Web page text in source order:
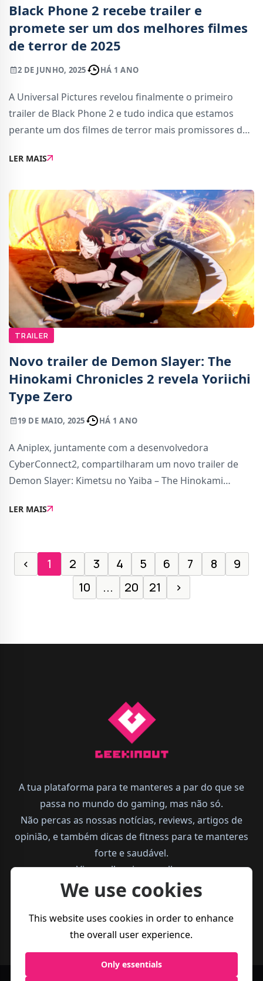
Black Phone 2 recebe trailer e
promete ser um dos melhores filmes
de terror de 2025
2 DE JUNHO, 2025 HÁ 1 ANO
A Universal Pictures revelou finalmente o primeiro
trailer de Black Phone 2 e tudo indica que estamos
perante um dos filmes de terror mais promissores de
Strange), o filme marca o regresso do real
LER MAIS
TRAILER
Novo trailer de Demon Slayer: The
Hinokami Chronicles 2 revela Yoriichi
Type Zero
19 DE MAIO, 2025 HÁ 1 ANO
A Aniplex, juntamente com a desenvolvedora
CyberConnect2, compartilharam um novo trailer de
Demon Slayer: Kimetsu no Yaiba – The Hinokami
personagem jogável Yoriichi Type Zero.Yoriichi Type
LER MAIS
‹ 1 2 3 4 5 6 7 8
9
10
... 20 21 ›
A tua plataforma para te manteres a par do que se
passa no mundo do gaming, mas não só.
Não percas as nossas notícias, reviews, artigos de
opinião, e também dicas de fitness para te manteres
forte e saudável.
Vive melhor, joga melhor.
We use cookies
This website uses cookies in order to enhance
the overall user experience.
Only essentials